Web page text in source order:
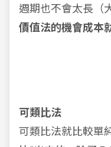
週期也不會太長（
價值法的機會成本
可類比法
可類比法就比較單